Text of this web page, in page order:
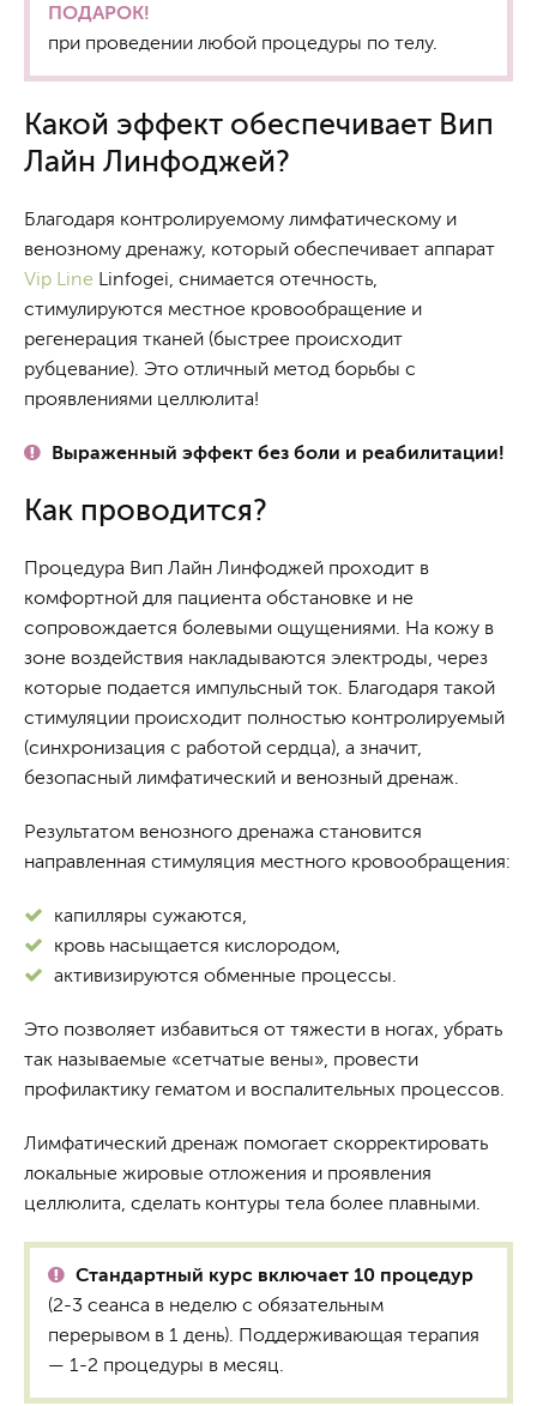
ПОДАРОК!
при проведении любой процедуры по телу.
Какой эффект обеспечивает Вип
Лайн Линфоджей?
Благодаря контролируемому лимфатическому и
венозному дренажу, который обеспечивает аппарат
Vip Line Linfogei, снимается отечность,
стимулируются местное кровообращение и
регенерация тканей (быстрее происходит
рубцевание). Это отличный метод борьбы с
проявлениями целлюлита!
Выраженный эффект без боли и реабилитации!
Как проводится?
Процедура Вип Лайн Линфоджей проходит в
комфортной для пациента обстановке и не
сопровождается болевыми ощущениями. На кожу в
зоне воздействия накладываются электроды, через
которые подается импульсный ток. Благодаря такой
стимуляции происходит полностью контролируемый
(синхронизация с работой сердца), а значит,
безопасный лимфатический и венозный дренаж.
Результатом венозного дренажа становится
направленная стимуляция местного кровообращения:
капилляры сужаются,
кровь насыщается кислородом,
активизируются обменные процессы.
Это позволяет избавиться от тяжести в ногах, убрать
так называемые «сетчатые вены», провести
профилактику гематом и воспалительных процессов.
Лимфатический дренаж помогает скорректировать
локальные жировые отложения и проявления
целлюлита, сделать контуры тела более плавными.
Стандартный курс включает 10 процедур
(2-3 сеанса в неделю с обязательным
перерывом в 1 день). Поддерживающая терапия
— 1-2 процедуры в месяц.